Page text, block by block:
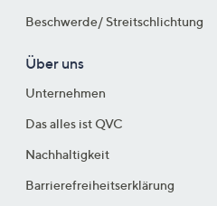
Beschwerde/ Streitschlichtung
Über uns
Unternehmen
Das alles ist QVC
Nachhaltigkeit
Barrierefreiheitserklärung